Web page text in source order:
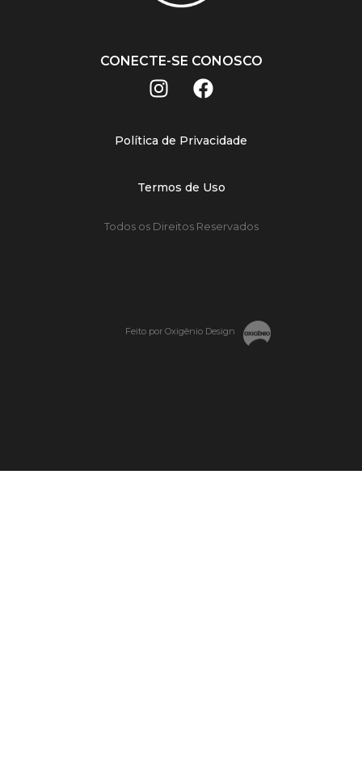
CONECTE-SE CONOSCO
Política de Privacidade
Termos de Uso
Todos os Direitos Reservados
Feito por Oxigênio Design